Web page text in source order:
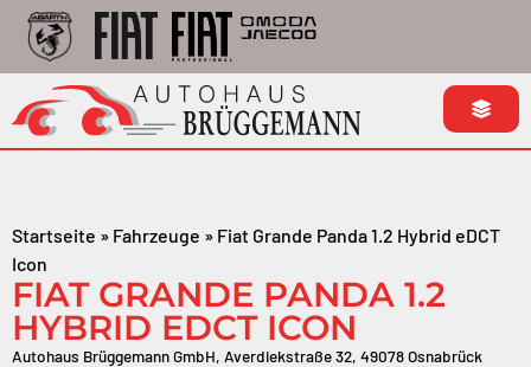
Startseite » Fahrzeuge » Fiat Grande Panda 1.2 Hybrid eDCT
Icon
FIAT GRANDE PANDA 1.2
HYBRID EDCT ICON
Autohaus Brüggemann GmbH, Averdiekstraße 32, 49078 Osnabrück